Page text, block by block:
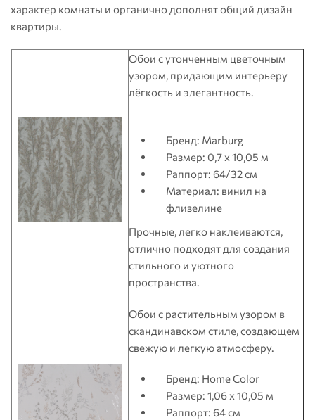
характер комнаты и органично дополнят общий дизайн
квартиры.
Обои с утонченным цветочным
узором, придающим интерьеру
лёгкость и элегантность.
Бренд: Marburg
Размер: 0,7 x 10,05 м
Раппорт: 64/32 см
Материал: винил на
флизелине
Прочные, легко наклеиваются,
отлично подходят для создания
стильного и уютного
пространства.
Обои с растительным узором в
скандинавском стиле, создающем
свежую и легкую атмосферу.
Бренд: Home Color
Размер: 1,06 x 10,05 м
Раппорт: 64 см